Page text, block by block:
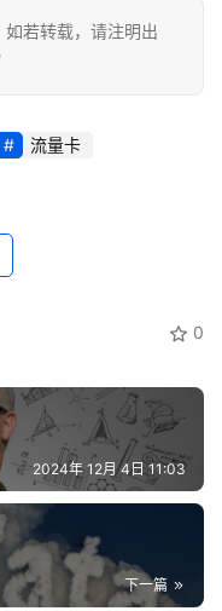
若转载，请注明出
流量卡
0
2024年 12月 4日 11:03
下一篇